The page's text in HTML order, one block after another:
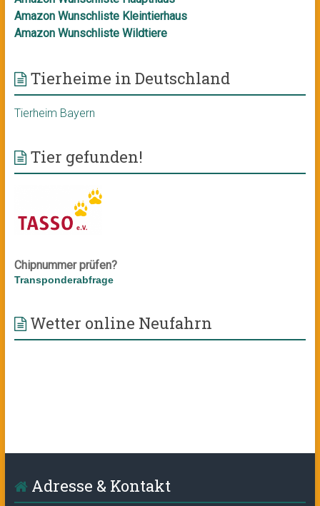
Amazon Wunschliste Kleintierhaus
Amazon Wunschliste Wildtiere
Tierheime in Deutschland
Tierheim Bayern
Tier gefunden!
Chipnummer prüfen?
Transponderabfrage
Wetter online Neufahrn
Adresse & Kontakt